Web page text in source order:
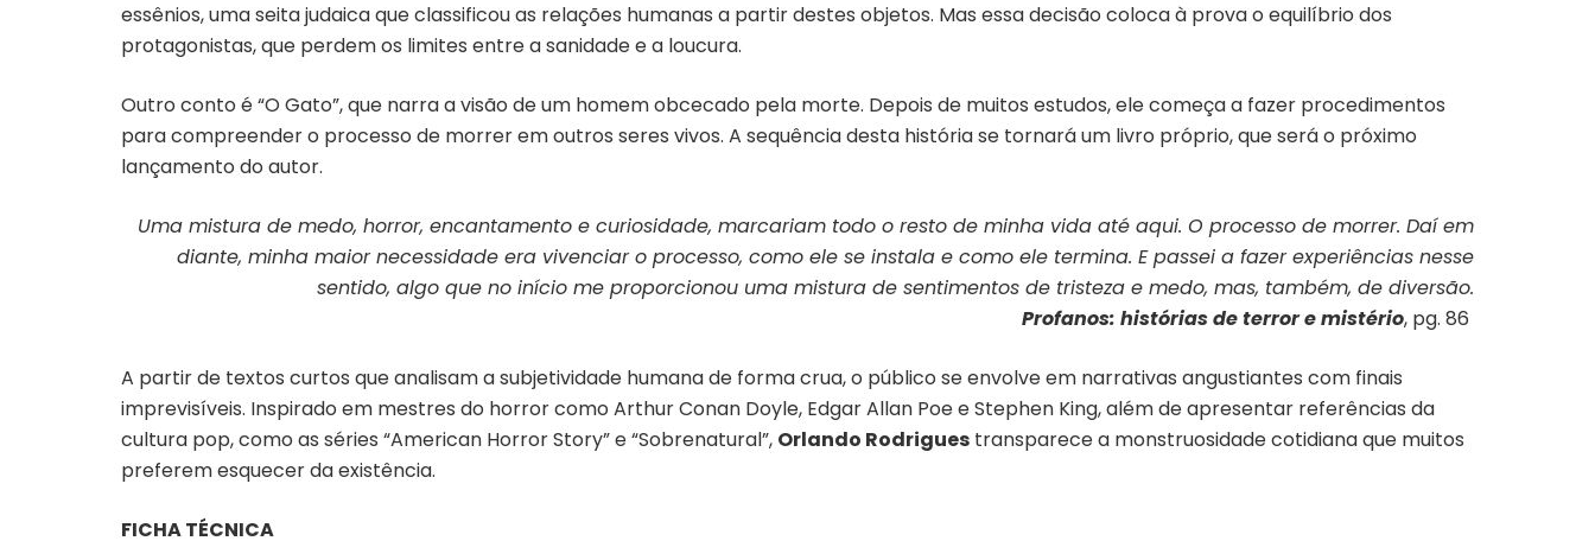
essênios, uma seita judaica que classificou as relações humanas a partir destes objetos. Mas essa decisão coloca à prova o equilíbrio dos
protagonistas, que perdem os limites entre a sanidade e a loucura.
Outro conto é “O Gato”, que narra a visão de um homem obcecado pela morte. Depois de muitos estudos, ele começa a fazer procedimentos
para compreender o processo de morrer em outros seres vivos. A sequência desta história se tornará um livro próprio, que será o próximo
lançamento do autor.
Uma mistura de medo, horror, encantamento e curiosidade, marcariam todo o resto de minha vida até aqui. O processo de morrer. Daí em
diante, minha maior necessidade era vivenciar o processo, como ele se instala e como ele termina. E passei a fazer experiências nesse
sentido, algo que no início me proporcionou uma mistura de sentimentos de tristeza e medo, mas, também, de diversão.
Profanos: histórias de terror e mistério, pg. 86
A partir de textos curtos que analisam a subjetividade humana de forma crua, o público se envolve em narrativas angustiantes com finais
imprevisíveis. Inspirado em mestres do horror como Arthur Conan Doyle, Edgar Allan Poe e Stephen King, além de apresentar referências da
cultura pop, como as séries “American Horror Story” e “Sobrenatural”, Orlando Rodrigues transparece a monstruosidade cotidiana que muitos
preferem esquecer da existência.
FICHA TÉCNICA